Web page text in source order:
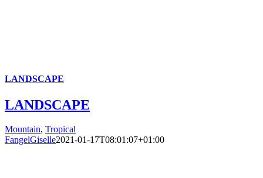
LANDSCAPE
LANDSCAPE
Mountain, Tropical
FangelGiselle2021-01-17T08:01:07+01:00